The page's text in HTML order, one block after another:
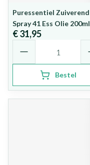
Puressentiel Zuiverend
Spray 41 Ess Olie 200ml
€ 31,95
Bestel